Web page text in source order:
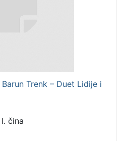
Trenk – Duet Lidije i
čina